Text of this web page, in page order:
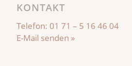
KONTAKT
Telefon: 01 71 – 5 16 46 04
E-Mail senden »